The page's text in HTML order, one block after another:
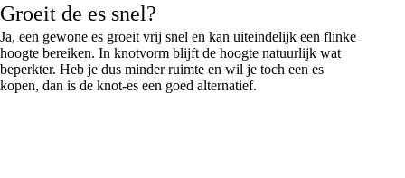
Groeit de es snel?
Ja, een gewone es groeit vrij snel en kan uiteindelijk een flinke
hoogte bereiken. In knotvorm blijft de hoogte natuurlijk wat
beperkter. Heb je dus minder ruimte en wil je toch een es
kopen, dan is de knot-es een goed alternatief.